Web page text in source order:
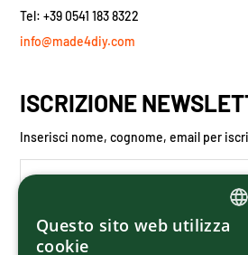
Tel: +39 0541 183 8322
info@made4diy.com
ISCRIZIONE
Inserisci nome, cognome, email per
Questo sito web utilizza
cookie